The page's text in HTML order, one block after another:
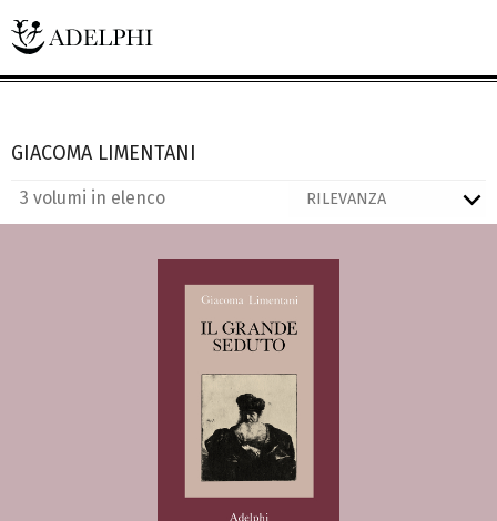
GIACOMA LIMENTANI
3 volumi in elenco